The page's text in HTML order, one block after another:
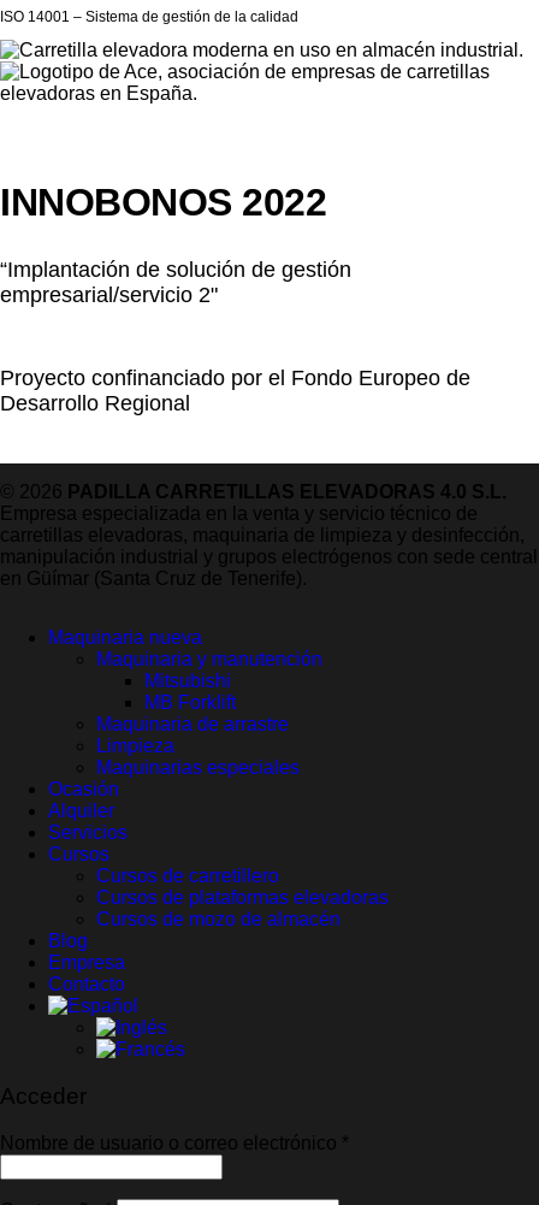
ISO 14001 – Sistema de gestión de la calidad
INNOBONOS 2022
“Implantación de solución de gestión
empresarial/servicio 2"
Proyecto confinanciado por el Fondo Europeo de
Desarrollo Regional
© 2026 PADILLA CARRETILLAS ELEVADORAS 4.0 S.L.
Empresa especializada en la venta y servicio técnico de
carretillas elevadoras, maquinaria de limpieza y desinfección,
manipulación industrial y grupos electrógenos con sede central
en Güímar (Santa Cruz de Tenerife).
Maquinaria nueva
Maquinaria y manutención
Mitsubishi
MB Forklift
Maquinaria de arrastre
Limpieza
Maquinarias especiales
Ocasión
Alquiler
Servicios
Cursos
Cursos de carretillero
Cursos de plataformas elevadoras
Cursos de mozo de almacén
Blog
Empresa
Contacto
Acceder
Nombre de usuario o correo electrónico *